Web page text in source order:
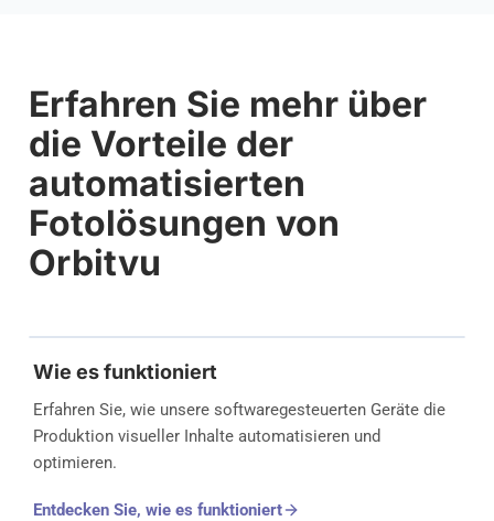
Erfahren Sie mehr über
die Vorteile der
automatisierten
Fotolösungen von
Orbitvu
Wie es funktioniert
Erfahren Sie, wie unsere softwaregesteuerten Geräte die
Produktion visueller Inhalte automatisieren und
optimieren.
Entdecken Sie, wie es funktioniert